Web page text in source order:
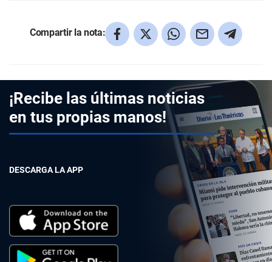
Compartir la nota:
¡Recibe las últimas noticias
en tus propias manos!
DESCARGA LA APP